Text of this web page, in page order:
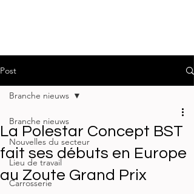
Post
Branche nieuws
Nouvelles du secteur
Lieu de travail
Carrosserie
Branche nieuws
La Polestar Concept BST
fait ses débuts en Europe
au Zoute Grand Prix